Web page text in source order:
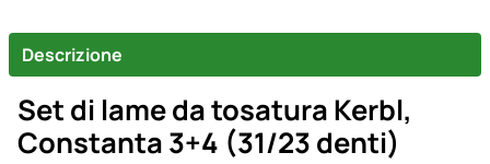
Descrizione
Set di lame da tosatura Kerbl,
Constanta 3+4 (31/23 denti)